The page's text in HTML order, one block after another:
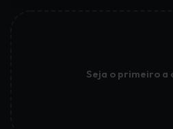
Seja o primeiro a